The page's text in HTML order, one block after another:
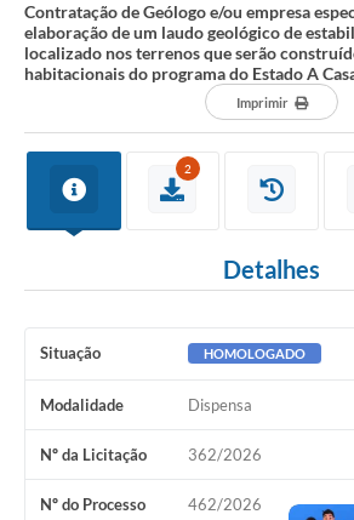
Serviços Online
Contato
Contas Públicas
Serviço de Inspeção Municipal - SIM
Contratos
Agenda
Acesso Rápido
Editais
Contratação de Geólogo e/ou empresa
elaboração de um laudo geológico de
localizado nos terrenos que serão
habitacionais do programa do Estado A
Imprimir
2
Detalhes
Situação HOMOLOGADO
Modalidade Dispensa
Nº da Licitação 362/2026
Nº do Processo 462/2026